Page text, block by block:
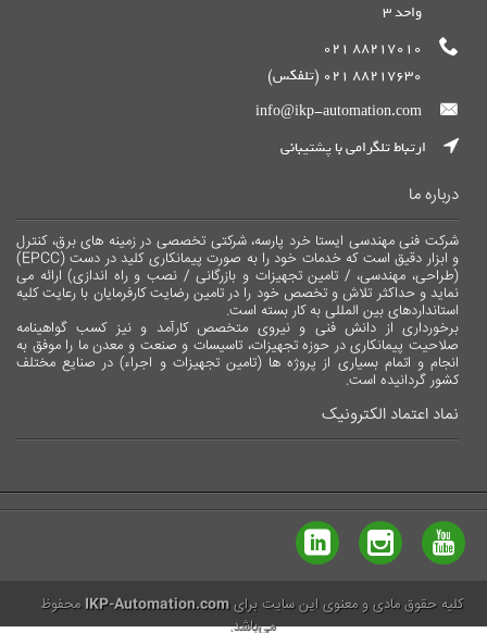
واحد 3
88217010 021
88217630 021 (تلفکس)
info@ikp-automation.com
ارتباط تلگرامی با پشتیبانی
درباره ما
شرکت فنی مهندسی ایستا خرد پارسه، شرکتی تخصصی در زمینه های برق، کنترل
و ابزار دقیق است که خدمات خود را به صورت پیمانکاری کلید در دست (EPCC)
(طراحی، مهندسی، / تامین تجهیزات و بازرگانی / نصب و راه اندازی) ارائه می
نماید و حداکثر تلاش و تخصص خود را در تامین رضایت کارفرمایان با رعایت کلیه
استانداردهای بین المللی به کار بسته است.
برخورداری از دانش فنی و نیروی متخصص کارآمد و نیز کسب گواهینامه
صلاحیت پیمانکاری در حوزه تجهیزات، تاسیسات و صنعت و معدن ما را موفق به
انجام و اتمام بسیاری از پروژه ها (تامین تجهیزات و اجراء) در صنایع مختلف
کشور گردانیده است.
نماد اعتماد الکترونیک
کلیه حقوق مادی و معنوی این سایت برای IKP-Automation.com محفوظ
می‌باشد.